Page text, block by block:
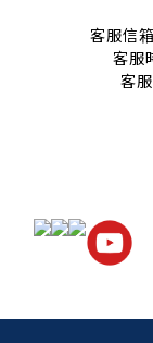
客服信
客服
客